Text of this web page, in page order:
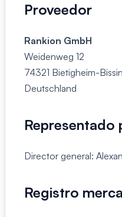
Proveedor
Rankion GmbH
Weidenweg 12
74321 Bietigheim-
Deutschland
Representado
Director general:
Registro